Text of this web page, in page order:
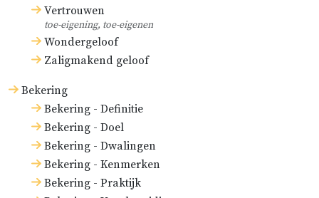
Vertrouwen
toe-eigening, toe-eigenen
Wondergeloof
Zaligmakend geloof
Bekering
Bekering - Definitie
Bekering - Doel
Bekering - Dwalingen
Bekering - Kenmerken
Bekering - Praktijk